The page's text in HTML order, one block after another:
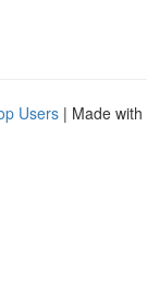
Users | Made with